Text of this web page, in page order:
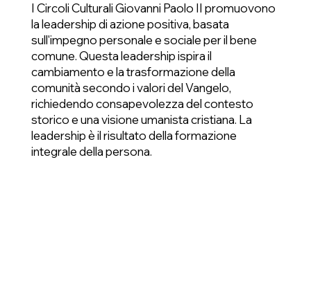
I Circoli Culturali Giovanni Paolo II promuovono
la leadership di azione positiva, basata
sull'impegno personale e sociale per il bene
comune. Questa leadership ispira il
cambiamento e la trasformazione della
comunità secondo i valori del Vangelo,
richiedendo consapevolezza del contesto
storico e una visione umanista cristiana. La
leadership è il risultato della formazione
integrale della persona.